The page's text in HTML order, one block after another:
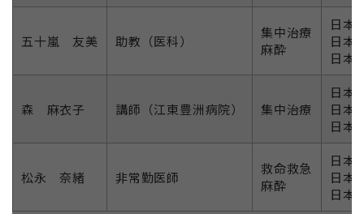
五十嵐 友美 助教（医科）
集中治療
麻酔
日本
日本
日本
森 麻衣子 講師（江東豊洲病院） 集中治療
日本
日本
日本
松永 奈緒 非常勤医師
救命救急
麻酔
日本
日本
日本